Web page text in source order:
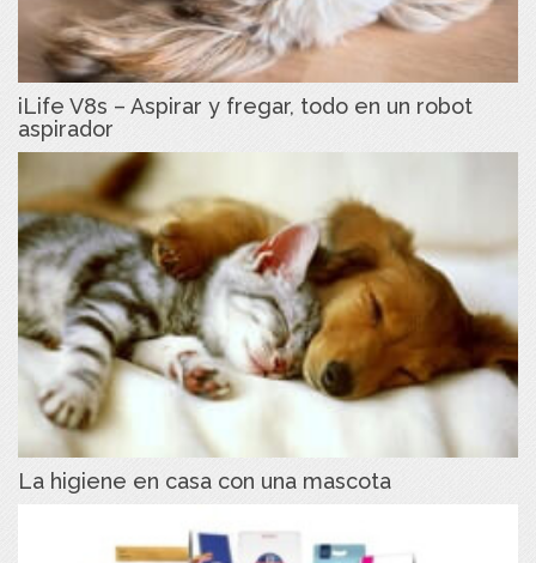
iLife V8s – Aspirar y fregar, todo en un robot
aspirador
La higiene en casa con una mascota